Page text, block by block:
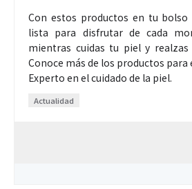
Con estos productos en tu bolso
lista para disfrutar de cada
mientras cuidas tu piel y
Conoce más de los productos para
Experto en el cuidado de la piel.
Actualidad